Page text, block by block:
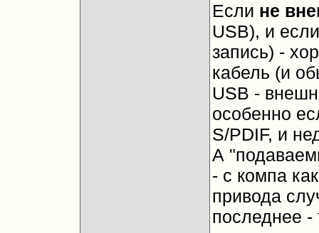
Если не
USB), и
запись) -
кабель (и
USB -
особенно
S/PDIF, и
А
- с компа
привода
последнее -